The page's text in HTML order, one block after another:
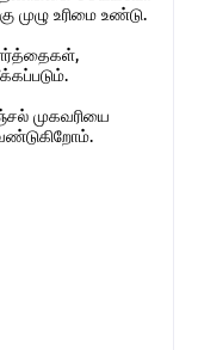
முழு உரிமை உண்டு.
முகவரியை